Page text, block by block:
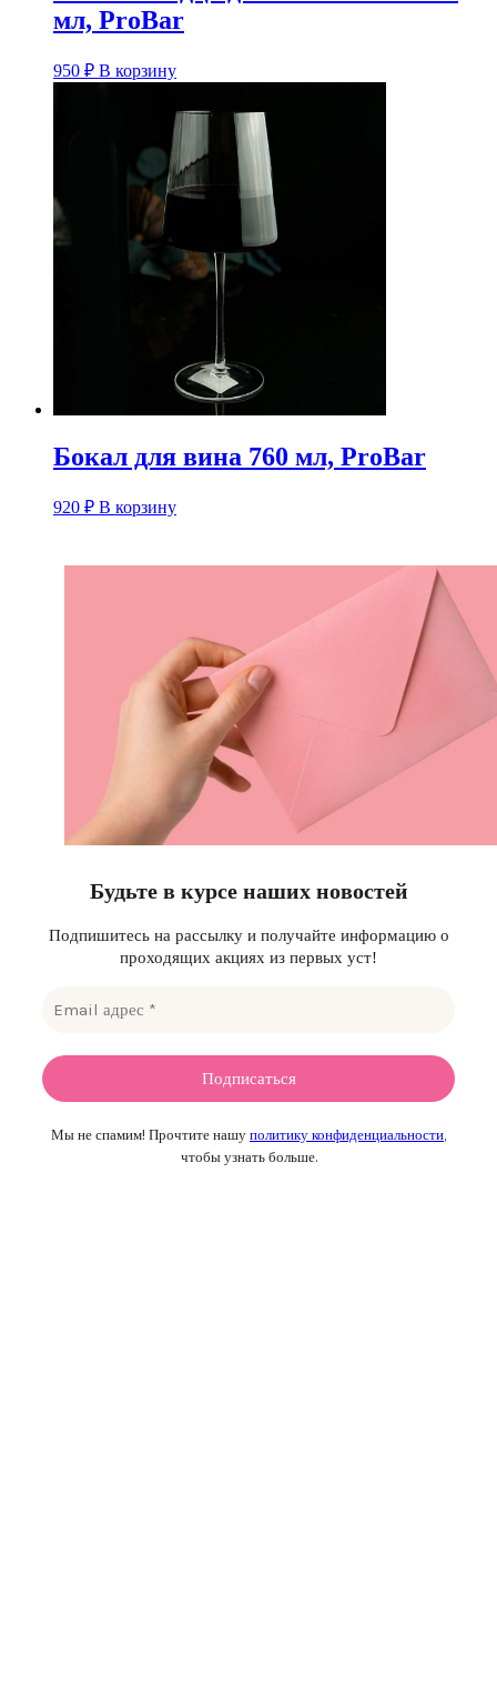
мл, ProBar
950 ₽ В корзину
Бокал для вина 760 мл, ProBar
920 ₽ В корзину
Будьте в курсе наших новостей
Подпишитесь на рассылку и получайте информацию о
проходящих акциях из первых уст!
Мы не спамим! Прочтите нашу политику конфиденциальности
чтобы узнать больше.